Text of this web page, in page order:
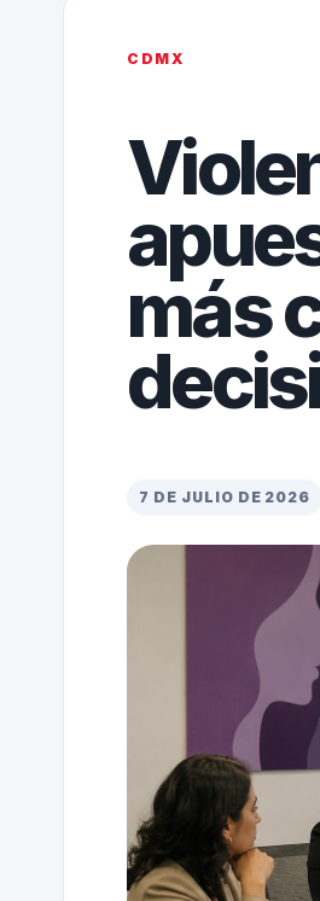
CDMX
más
7 DE JULIO DE 2026